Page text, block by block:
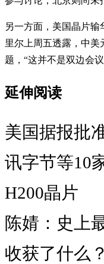
另一方面，美国晶片
里尔上周五透露，中美
题，“这并不是双边会
延伸阅读
美国据报批
讯字节等10
H200晶片
陈婧：史上
收获了什么？